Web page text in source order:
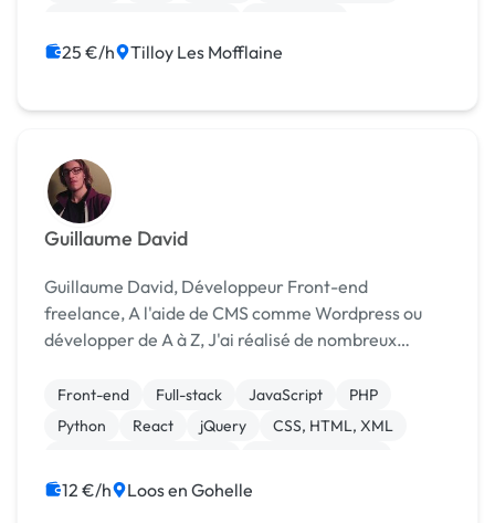
25 €/h Tilloy Les Mofflaine
Guillaume David
Guillaume David, Développeur Front-end
freelance, A l'aide de CMS comme Wordpress ou
développer de A à Z, J'ai réalisé de nombreux
Envie d'une refonte graphique ? De moderniser
votre site ou ...
Front-end Full-stack JavaScript
PHP
Python
React jQuery
CSS, HTML, XML
12 €/h Loos en Gohelle